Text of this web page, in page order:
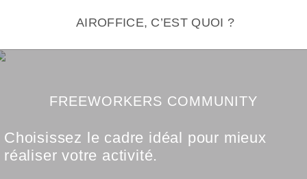
AIROFFICE, C’EST QUOI ?
FREEWORKERS COMMUNITY
Choisissez le cadre idéal pour mieux
réaliser votre activité.